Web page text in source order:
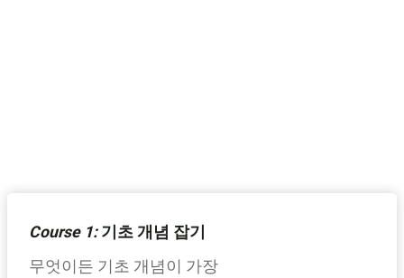
Course 1: 기초 개념 잡기
무엇이든 기초 개념이 가장